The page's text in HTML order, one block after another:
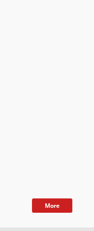
More